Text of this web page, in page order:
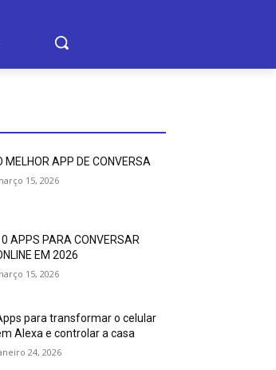
MELHOR APP DE CONVERSA
15, 2026
APPS PARA CONVERSAR
EM 2026
15, 2026
para transformar o celular
Alexa e controlar a casa
24, 2026